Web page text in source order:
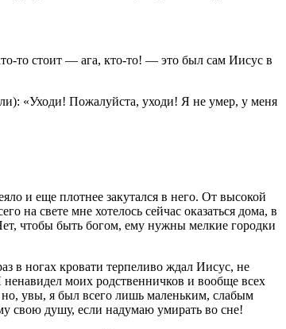
то стоит — ага, кто-то! — это был сам Иисус в
«Уходи! Пожалуйста, уходи! Я не умер, у меня
и еще плотнее закутался в него. От высокой
на свете мне хотелось сейчас оказаться дома, в
чтобы быть богом, ему нужны мелкие городки
в ногах кровати терпеливо ждал Иисус, не
моих родственничков и вообще всех
увы, я был всего лишь маленьким, слабым
свою душу, если надумаю умирать во сне!